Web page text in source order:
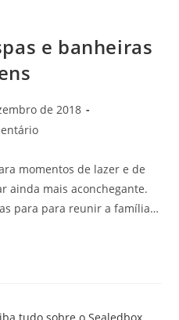
e banheiras
de 2018
momentos de lazer e de
ainda mais aconchegante.
para para reunir a família…